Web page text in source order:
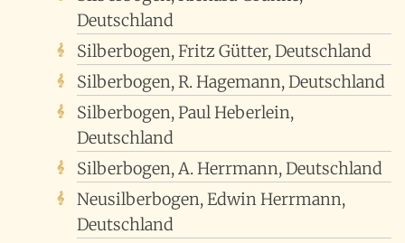
Deutschland
Silberbogen, Fritz Gütter, Deutschland
Silberbogen, R. Hagemann, Deutschland
Silberbogen, Paul Heberlein,
Deutschland
Silberbogen, A. Herrmann, Deutschland
Neusilberbogen, Edwin Herrmann,
Deutschland